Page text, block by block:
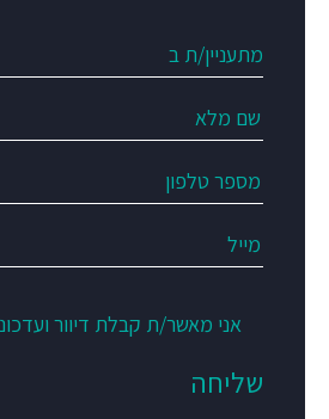
אני מאשר/ת קבלת דיוור